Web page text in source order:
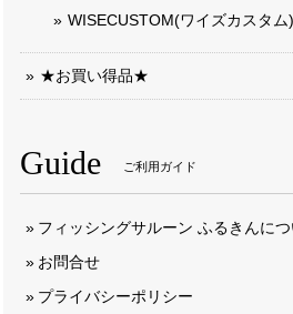
WISECUSTOM(ワイズカスタム)
★お買い得品★
Guide ご利用ガイド
フィッシングサルーン ふるきんに
お問合せ
プライバシーポリシー